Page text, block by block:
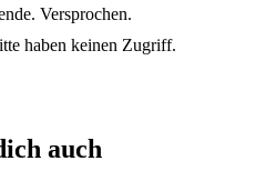
Versprochen.
haben keinen Zugriff.
auch